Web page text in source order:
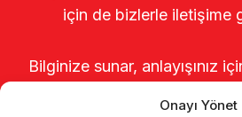
Onayı Yönet
için de bizlerle iletişime
Bilginize sunar, anlayışınız